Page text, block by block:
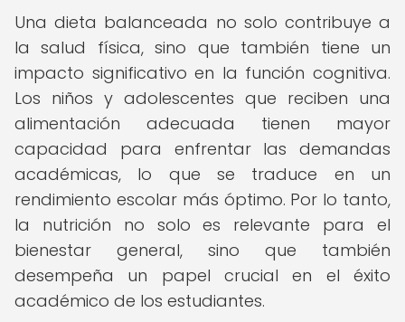
Una dieta balanceada no solo contribuye a
la salud física, sino que también tiene un
impacto significativo en la función cognitiva.
Los niños y adolescentes que reciben una
alimentación adecuada tienen mayor
capacidad para enfrentar las demandas
académicas, lo que se traduce en un
rendimiento escolar más óptimo. Por lo tanto,
la nutrición no solo es relevante para el
bienestar general, sino que también
desempeña un papel crucial en el éxito
académico de los estudiantes.